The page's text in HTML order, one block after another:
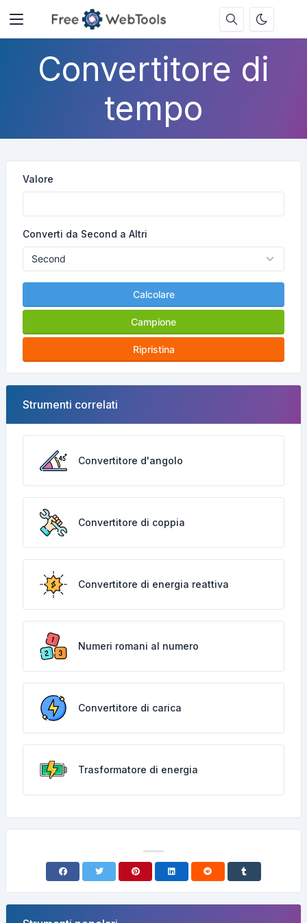
Convertitore di
tempo
Valore
Converti da Second a Altri
Calcolare
Campione
Ripristina
Strumenti correlati
Convertitore d'angolo
Convertitore di coppia
Convertitore di energia reattiva
Numeri romani al numero
Convertitore di carica
Trasformatore di energia